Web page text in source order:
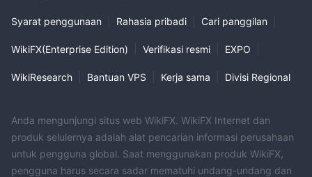
Syarat penggunaan Rahasia pribadi Cari panggilan
WikiFX(Enterprise Edition) Verifikasi resmi EXPO
WikiResearch Bantuan VPS Kerja sama Divisi Regional
Anda mengunjungi situs web WikiFX. WikiFX Internet dan
produk selulernya adalah alat pencarian informasi perusahaan
untuk pengguna global. Saat menggunakan produk WikiFX,
pengguna harus secara sadar mematuhi undang-undang dan